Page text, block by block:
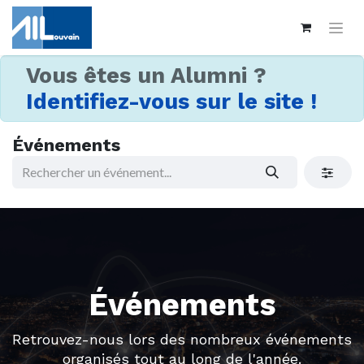
Vous êtes un Alumni ?
Identifiez-vous sur le site !
Événements
Événements
Retrouvez-nous lors des nombreux événements
organisés tout au long de l'année.